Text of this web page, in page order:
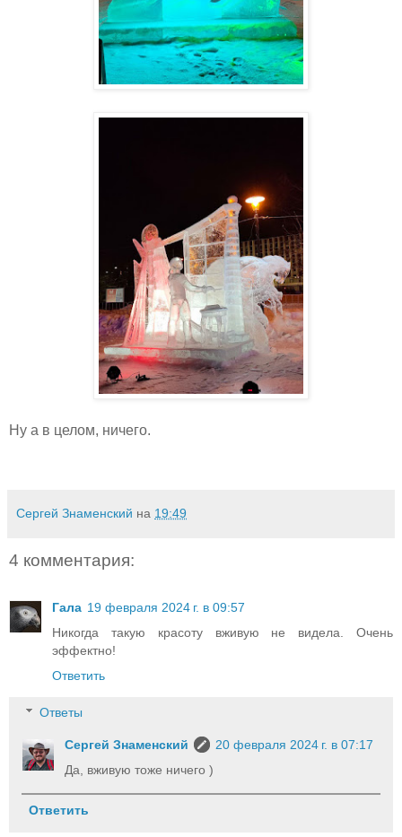
Ну а в целом, ничего.
Сергей Знаменский на 19:49
4 комментария:
Гала 19 февраля 2024 г. в 09:57
Никогда такую красоту вживую не видела. Очень
эффектно!
Ответить
Ответы
Сергей Знаменский
20 февраля 2024 г. в 07:17
Да, вживую тоже ничего )
Ответить